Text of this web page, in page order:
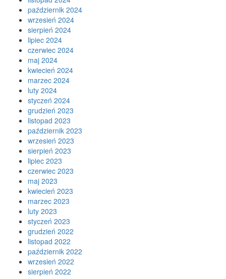
październik 2024
wrzesień 2024
sierpień 2024
lipiec 2024
czerwiec 2024
maj 2024
kwiecień 2024
marzec 2024
luty 2024
styczeń 2024
grudzień 2023
listopad 2023
październik 2023
wrzesień 2023
sierpień 2023
lipiec 2023
czerwiec 2023
maj 2023
kwiecień 2023
marzec 2023
luty 2023
styczeń 2023
grudzień 2022
listopad 2022
październik 2022
wrzesień 2022
sierpień 2022